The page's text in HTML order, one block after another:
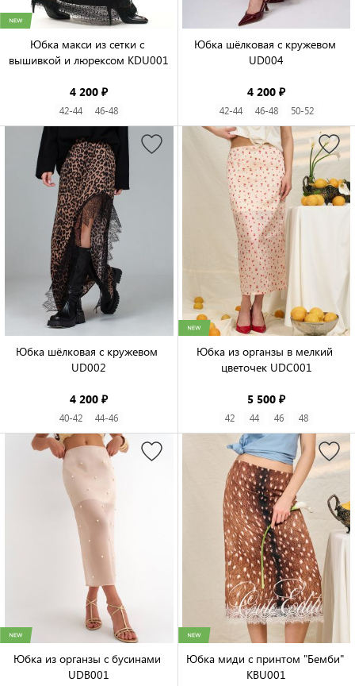
Юбка макси из сетки с
вышивкой и люрексом KDU001
4 200 ₽
42-44 46-48
Юбка шёлковая с кружевом
UD004
4 200 ₽
42-44 46-48 50-52
Юбка шёлковая с кружевом
UD002
4 200 ₽
40-42 44-46
Юбка из органзы в мелкий
цветочек UDC001
5 500 ₽
42 44 46 48
Юбка из органзы с бусинами
UDB001
Юбка миди с принтом "Бемби"
KBU001